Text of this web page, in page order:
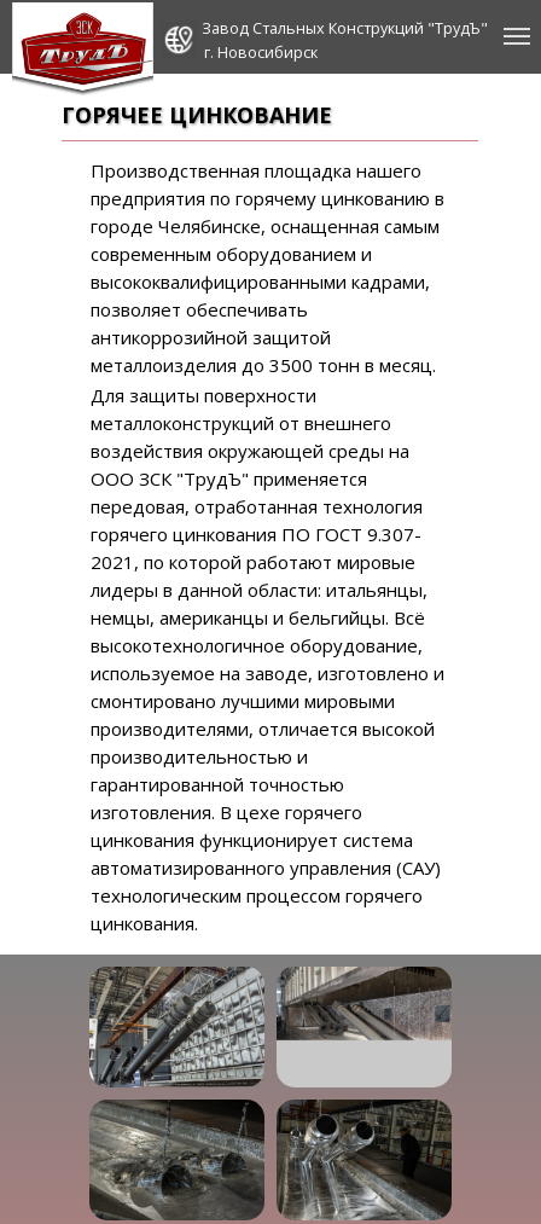
г. Новосибирск
Завод Стальных Конструкций "ТрудЪ"
ГОРЯЧЕЕ ЦИНКОВАНИЕ
ГОРЯЧЕЕ ЦИНКОВАНИЕ
Для защиты поверхности
металлоконструкций от внешнего
воздействия окружающей среды на
ООО ЗСК "ТрудЪ" применяется
передовая, отработанная технология
горячего цинкования ПО ГОСТ 9.307-
2021, по которой работают мировые
лидеры в данной области: итальянцы,
немцы, американцы и бельгийцы. Всё
высокотехнологичное оборудование,
используемое на заводе, изготовлено и
смонтировано лучшими мировыми
производителями, отличается высокой
производительностью и
гарантированной точностью
изготовления. В цехе горячего
цинкования функционирует система
автоматизированного управления (САУ)
технологическим процессом горячего
цинкования.
Производственная площадка нашего
предприятия по горячему цинкованию в
городе Челябинске, оснащенная самым
современным оборудованием и
высококвалифицированными кадрами,
позволяет обеспечивать
антикоррозийной защитой
металлоизделия до 3500 тонн в месяц.